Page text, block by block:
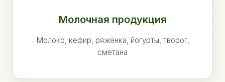
Молочная продукция
Молоко, кефир, ряженка, йогурты, творог,
сметана